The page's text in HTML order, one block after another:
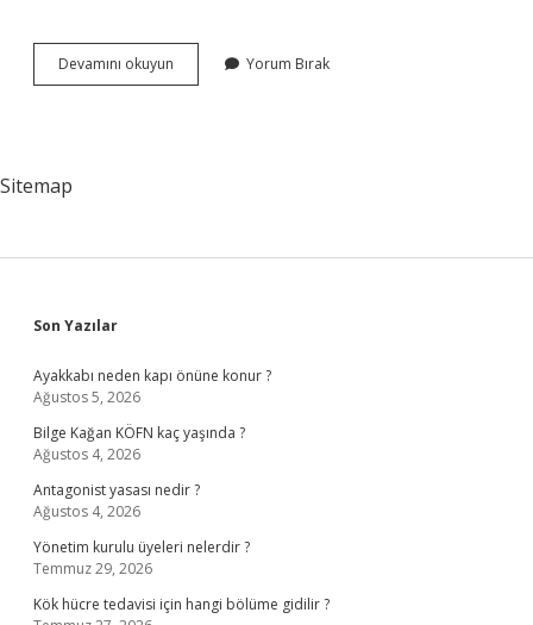
Devamını okuyun Basketbol
Kuralları
Yorum Bırak
Sitemap
Sidebar
Son Yazılar
Ayakkabı neden kapı önüne konur ?
Ağustos 5, 2026
Bilge Kağan KÖFN kaç yaşında ?
Ağustos 4, 2026
Antagonist yasası nedir ?
Ağustos 4, 2026
Yönetim kurulu üyeleri nelerdir ?
Temmuz 29, 2026
Kök hücre tedavisi için hangi bölüme gidilir ?